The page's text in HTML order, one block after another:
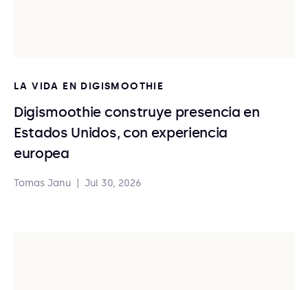
LA VIDA EN DIGISMOOTHIE
Digismoothie construye presencia en
Estados Unidos, con experiencia
europea
Tomas Janu Jul 30, 2026